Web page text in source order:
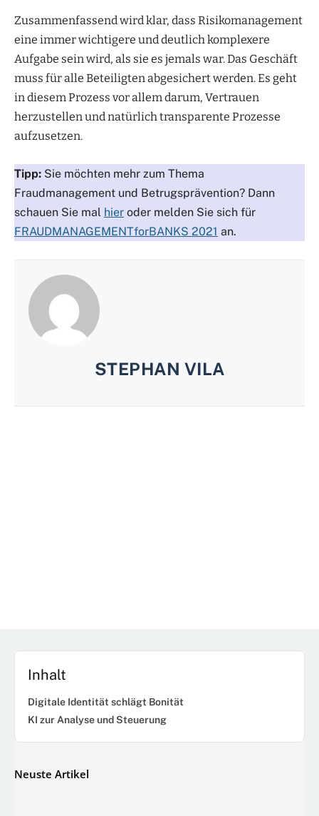
Zusammenfassend wird klar, dass Risikomanagement
eine immer wichtigere und deutlich komplexere
Aufgabe sein wird, als sie es jemals war. Das Geschäft
muss für alle Beteiligten abgesichert werden. Es geht
in diesem Prozess vor allem darum, Vertrauen
herzustellen und natürlich transparente Prozesse
aufzusetzen.
Tipp: Sie möchten mehr zum Thema
Fraudmanagement und Betrugsprävention? Dann
schauen Sie mal hier oder melden Sie sich für
FRAUDMANAGEMENTforBANKS 2021 an.
STEPHAN VILA
Inhalt
Digitale Identität schlägt Bonität
KI zur Analyse und Steuerung
Neuste Artikel